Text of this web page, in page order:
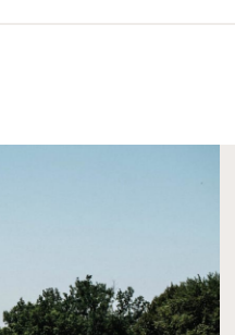
einfach für einen richtig